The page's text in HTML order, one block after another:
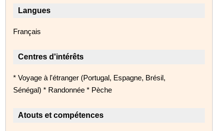
Langues
Français
Centres d'intérêts
* Voyage à l'étranger (Portugal, Espagne, Brésil,
Sénégal) * Randonnée * Pèche
Atouts et compétences